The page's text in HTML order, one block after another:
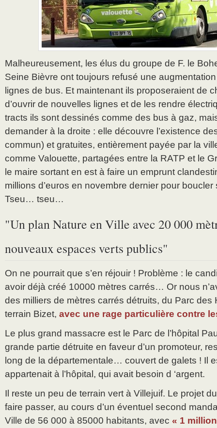
Malheureusement, les élus du groupe de F. le
Seine Bièvre ont toujours refusé une
lignes de bus. Et maintenant ils proposeraient de
d’ouvrir de nouvelles lignes et de les rendre
tracts ils sont dessinés comme des bus à gaz,
demander à la droite : elle découvre l’existence
commun) et gratuites, entièrement payée par la
comme Valouette, partagées entre la RATP et le
le maire sortant en est à faire un emprunt
millions d’euros en novembre dernier pour
Tseu… tseu…
"Un plan Nature en Ville avec 20 000
nouveaux espaces verts publics"
On ne pourrait que s’en réjouir ! Problème : le
avoir déjà créé 10000 mètres carrés… Or nous
des milliers de mètres carrés détruits, du Parc des
terrain Bizet, avec une rage particulière contre
Le plus grand massacre est le Parc de l’hôpital
grande partie détruite en faveur d’un promoteur,
long de la départementale… couvert de galets ! Il
appartenait à l’hôpital, qui avait besoin d ‘argent.
Il reste un peu de terrain vert à Villejuif. Le projet
faire passer, au cours d’un éventuel second
Ville de 56 000 à 85000 habitants, avec « 1